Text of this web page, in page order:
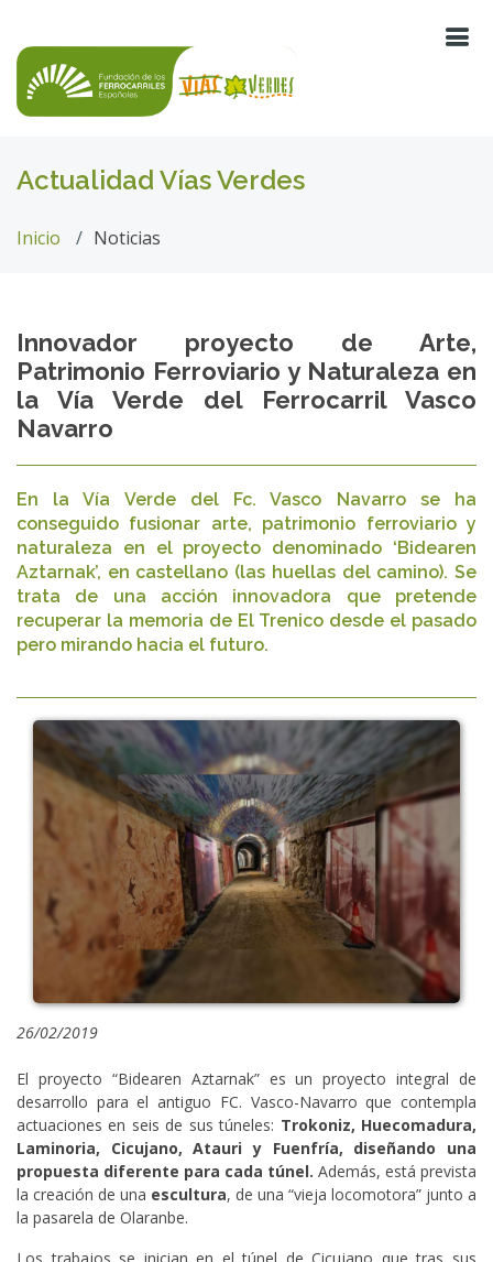
Actualidad Vías Verdes
Inicio Noticias
Innovador proyecto de Arte,
Patrimonio Ferroviario y Naturaleza en
la Vía Verde del Ferrocarril Vasco
Navarro
En la Vía Verde del Fc. Vasco Navarro se ha
conseguido fusionar arte, patrimonio ferroviario y
naturaleza en el proyecto denominado ‘Bidearen
Aztarnak’, en castellano (las huellas del camino). Se
trata de una acción innovadora que pretende
recuperar la memoria de El Trenico desde el pasado
pero mirando hacia el futuro.
26/02/2019
El proyecto “Bidearen Aztarnak” es un proyecto integral de
desarrollo para el antiguo FC. Vasco-Navarro que contempla
actuaciones en seis de sus túneles: Trokoniz, Huecomadura,
Laminoria, Cicujano, Atauri y Fuenfría, diseñando una
propuesta diferente para cada túnel. Además, está prevista
la creación de una escultura, de una “vieja locomotora” junto a
la pasarela de Olaranbe.